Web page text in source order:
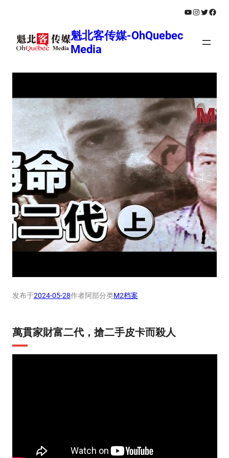
YouTube
Instagram
Twitter
魁北客传媒-OhQuebec
Media
发布于2024-05-28作者阿部分类M2档案
萬貫家財富二代，搶二手皮卡而殺人